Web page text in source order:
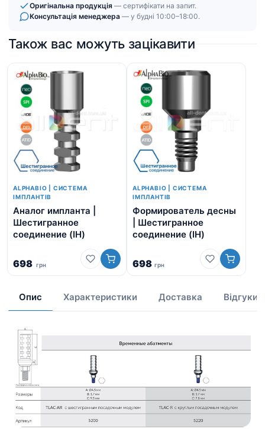
кількість
Оригінальна продукція — сертифікати на запит.
Консультація менеджера — у будні 10:00–18:00.
Також вас можуть зацікавити
ALPHABIO | СИСТЕМА
ІМПЛАНТІВ
Аналог импланта |
Шестигранное
соединение (IH)
698 грн
ALPHABIO | СИСТЕМА
ІМПЛАНТІВ
Формирователь десны
| Шестигранное
соединение (IH)
698 грн
Опис Характеристики Доставка Відгуки